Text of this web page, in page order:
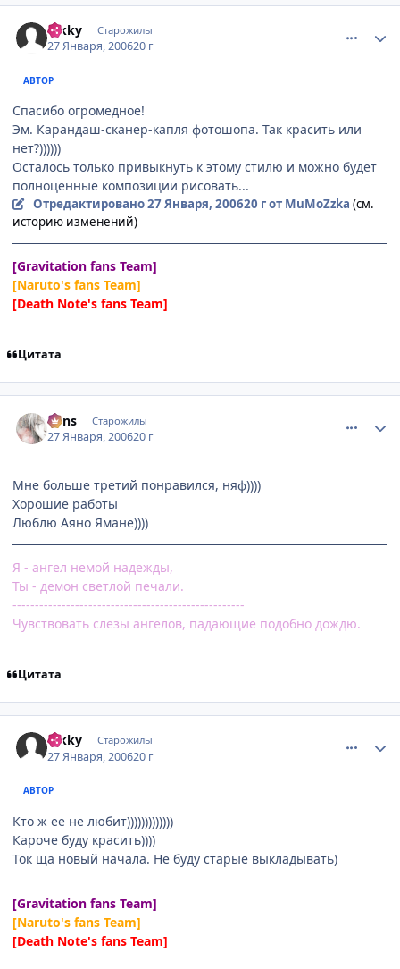
hikky Старожилы
27 Января, 200620 г
АВТОР
Спасибо огромедное!
Эм. Карандаш-сканер-капля фотошопа. Так красить или
нет?))))))
Осталось только привыкнуть к этому стилю и можно будет
полноценные композиции рисовать...
Отредактировано27 Января, 200620 гот MuMoZzka (см.
историю изменений)
[Gravitation fans Team]
[Naruto's fans Team]
[Death Note's fans Team]
Цитата
vons Старожилы
27 Января, 200620 г
Мне больше третий понравился, няф))))
Хорошие работы
Люблю Аяно Ямане))))
Я - ангел немой надежды,
Ты - демон светлой печали.
----------------------------------------------------
Чувствовать слезы ангелов, падающие подобно дождю.
Цитата
hikky Старожилы
27 Января, 200620 г
АВТОР
Кто ж ее не любит)))))))))))))
Кароче буду красить))))
Ток ща новый начала. Не буду старые выкладывать)
[Gravitation fans Team]
[Naruto's fans Team]
[Death Note's fans Team]